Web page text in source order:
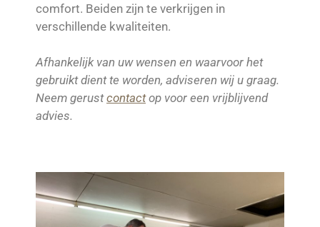
comfort. Beiden zijn te verkrijgen in
verschillende kwaliteiten.
Afhankelijk van uw wensen en waarvoor het
gebruikt dient te worden, adviseren wij u graag.
Neem gerustcontactop voor een vrijblijvend
advies.